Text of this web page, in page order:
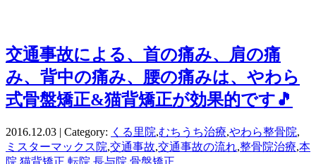
交通事故による、首の痛み、肩の痛
み、背中の痛み、腰の痛みは、やわら
式骨盤矯正&猫背矯正が効果的です🎵
2016.12.03 | Category: くる里院,むちうち治療,やわら整骨院,
ミスターマックス院,交通事故,交通事故の流れ,整骨院治療,本
院,猫背矯正,転院,長与院,骨盤矯正